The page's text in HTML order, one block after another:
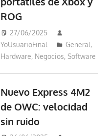
ROG
27/06/2025
YoUsuarioFinal
General,
Hardware, Negocios,Software
Nuevo Express 4M2
de OWC: velocidad
sin ruido